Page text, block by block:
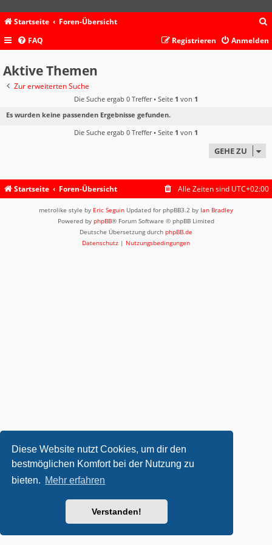
Diese Website nutzt Cookies, um dir den
bestmöglichen Komfort bei der Nutzung zu
bieten. Mehr erfahren
Verstanden!
Startseite Foren-Übersicht
c
FAQ Anmelden
Registrieren
Aktive Themen
Zur erweiterten Suche
Die Suche ergab 0 Treffer • Seite 1 von 1
Es wurden keine passenden Ergebnisse gefunden.
Die Suche ergab 0 Treffer • Seite 1 von 1
GEHE ZU
Startseite Foren-Übersicht Alle Zeiten sind UTC+02:00
metrolike style by Eric Seguin Updated for phpBB3.2 by Ian Bradley
Powered by phpBB® Forum Software © phpBB Limited
Deutsche Übersetzung durch phpBB.de
Datenschutz | Nutzungsbedingungen